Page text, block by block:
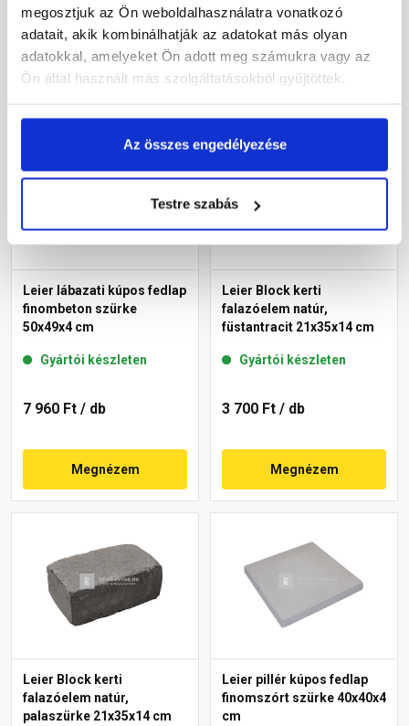
megosztjuk az Ön weboldalhasználatra vonatkozó
adatait, akik kombinálhatják az adatokat más olyan
adatokkal, amelyeket Ön adott meg számukra vagy az
Ön által használt más szolgáltatásokból gyűjtöttek.
Az összes engedélyezése
Testre szabás
3 780 Ft/ db
Megnézem
18 670 Ft/ db
Megnézem
Leier lábazati kúpos fedlap
finombeton szürke
50x49x4 cm
Gyártói készleten
7 960 Ft / db
Megnézem
Leier Block kerti
falazóelem natúr,
füstantracit 21x35x14 cm
Gyártói készleten
3 700 Ft / db
Megnézem
Leier Block kerti
falazóelem natúr,
palaszürke 21x35x14 cm
Leier pillér kúpos fedlap
finomszórt szürke 40x40x4
cm